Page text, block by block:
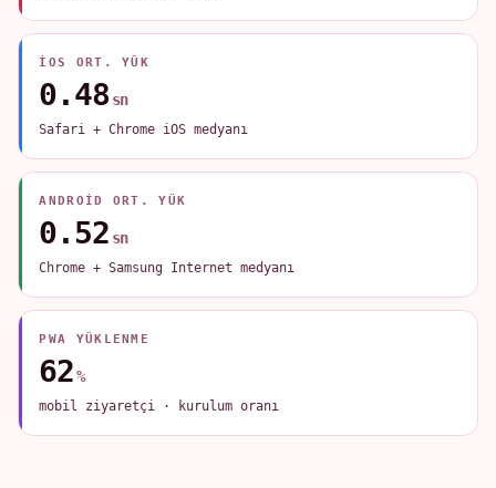
IOS ORT. YÜK
0.48 sn
Safari + Chrome iOS medyanı
ANDROID ORT. YÜK
0.52 sn
Chrome + Samsung Internet medyanı
PWA YÜKLENME
62%
mobil ziyaretçi · kurulum oranı